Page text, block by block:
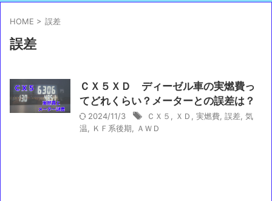
HOME > 誤差
誤差
ＣＸ５ＸＤ ディーゼル車の実燃費っ
てどれくらい？メーターとの誤差は？
2024/11/3 ＣＸ５ ＸＤ 実燃費 誤差 気
温
ＫＦ系後期 ＡＷＤ